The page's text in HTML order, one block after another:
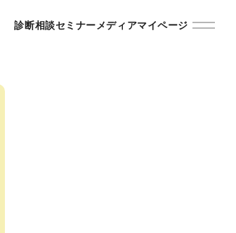
診断相談セミナーメディアマイページ